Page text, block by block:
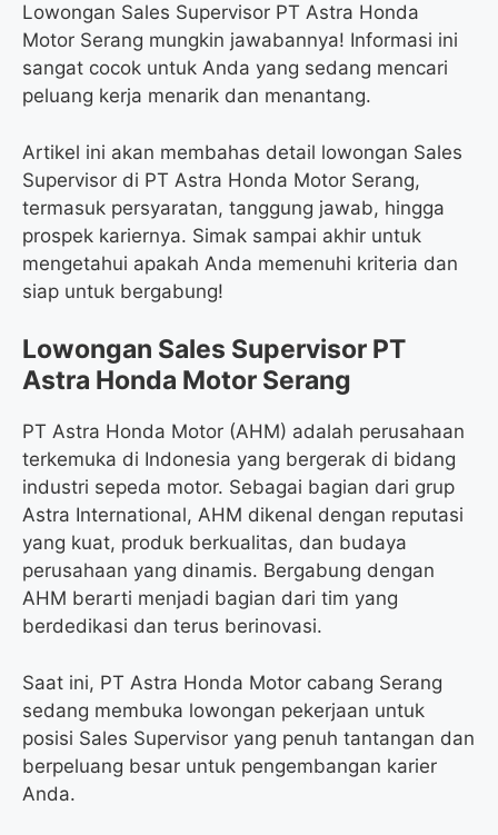
Lowongan Sales Supervisor PT Astra Honda
Motor Serang mungkin jawabannya! Informasi ini
sangat cocok untuk Anda yang sedang mencari
peluang kerja menarik dan menantang.
Artikel ini akan membahas detail lowongan Sales
Supervisor di PT Astra Honda Motor Serang,
termasuk persyaratan, tanggung jawab, hingga
prospek kariernya. Simak sampai akhir untuk
mengetahui apakah Anda memenuhi kriteria dan
siap untuk bergabung!
Lowongan Sales Supervisor PT
Astra Honda Motor Serang
PT Astra Honda Motor (AHM) adalah perusahaan
terkemuka di Indonesia yang bergerak di bidang
industri sepeda motor. Sebagai bagian dari grup
Astra International, AHM dikenal dengan reputasi
yang kuat, produk berkualitas, dan budaya
perusahaan yang dinamis. Bergabung dengan
AHM berarti menjadi bagian dari tim yang
berdedikasi dan terus berinovasi.
Saat ini, PT Astra Honda Motor cabang Serang
sedang membuka lowongan pekerjaan untuk
posisi Sales Supervisor yang penuh tantangan dan
berpeluang besar untuk pengembangan karier
Anda.